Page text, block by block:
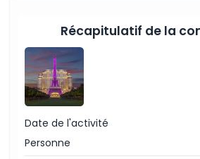
Politique d'annulation
Récapitulatif de la
Date de l'activité
Personne